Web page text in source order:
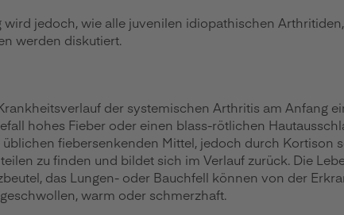
jedoch, wie alle juvenilen idiopathischen
werden diskutiert.
der systemischen Arthritis am Anfang
hohes Fieber oder einen blass-rötlichen
fiebersenkenden Mittel, jedoch durch Kortison
zu finden und bildet sich im Verlauf zurück. Die
das Lungen- oder Bauchfell können von der
warm oder schmerzhaft.